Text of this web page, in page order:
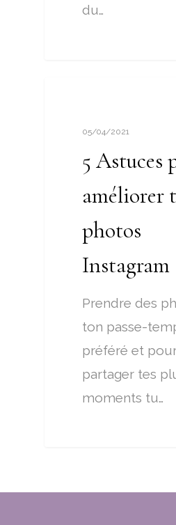
du…
05/04/2021
5 Astuces
améliorer
photos
Instagram
Prendre des
ton passe-
préféré et
partager tes
moments tu…